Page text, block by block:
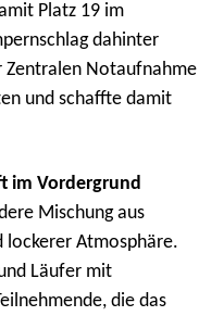
Platz 19 im
dahinter
Zentralen Notaufnahme
und schaffte damit
im Vordergrund
Mischung aus
Atmosphäre.
Läufer mit
die das